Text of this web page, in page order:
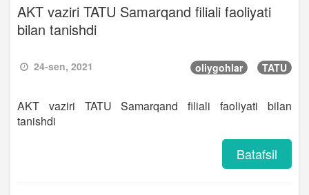
AKT vaziri TATU Samarqand filiali faoliyati
bilan tanishdi
24-sen, 2021 oliygohlar TATU
AKT vaziri TATU Samarqand filiali faoliyati bilan
tanishdi
Batafsil